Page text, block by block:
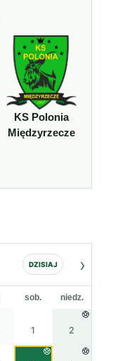
KS Polonia
Międzyrzecze
DZISIAJ ›
sob. niedz.
1 2